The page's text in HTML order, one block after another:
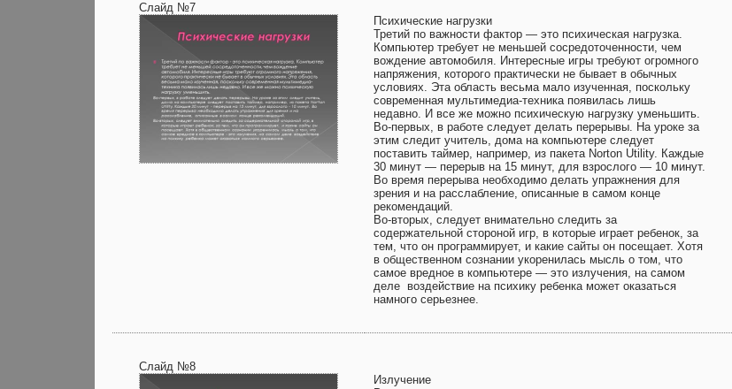
Слайд №7
Психические нагрузки
Третий по важности фактор — это психическая нагрузка.
Компьютер требует не меньшей сосредоточенности, чем
вождение автомобиля. Интересные игры требуют огромного
напряжения, которого практически не бывает в обычных
условиях. Эта область весьма мало изученная, поскольку
современная мультимедиа-техника появилась лишь
недавно. И все же можно психическую нагрузку уменьшить.
Во-первых, в работе следует делать перерывы. На уроке за
этим следит учитель, дома на компьютере следует
поставить таймер, например, из пакета Norton Utility. Каждые
30 минут — перерыв на 15 минут, для взрослого — 10 минут.
Во время перерыва необходимо делать упражнения для
зрения и на расслабление, описанные в самом конце
рекомендаций.
Во-вторых, следует внимательно следить за
содержательной стороной игр, в которые играет ребенок, за
тем, что он программирует, и какие сайты он посещает. Хотя
в общественном сознании укоренилась мысль о том, что
самое вредное в компьютере — это излучения, на самом
деле воздействие на психику ребенка может оказаться
намного серьезнее.
Слайд №8
Излучение